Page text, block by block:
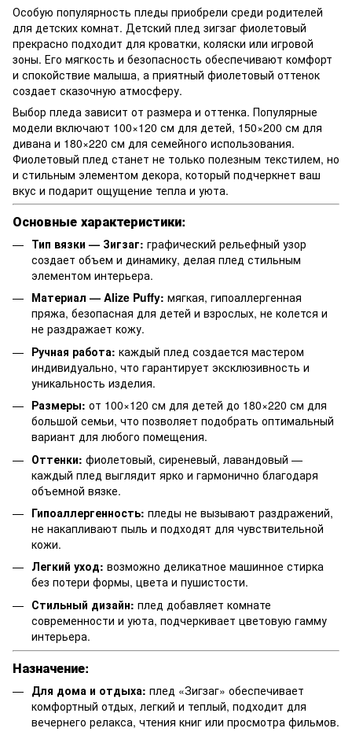
Особую популярность пледы приобрели среди родителей
для детских комнат. Детский плед зигзаг фиолетовый
прекрасно подходит для кроватки, коляски или игровой
зоны. Его мягкость и безопасность обеспечивают комфорт
и спокойствие малыша, а приятный фиолетовый оттенок
создает сказочную атмосферу.
Выбор пледа зависит от размера и оттенка. Популярные
модели включают 100×120 см для детей, 150×200 см для
дивана и 180×220 см для семейного использования.
Фиолетовый плед станет не только полезным текстилем, но
и стильным элементом декора, который подчеркнет ваш
вкус и подарит ощущение тепла и уюта.
Основные характеристики:
Тип вязки — Зигзаг: графический рельефный узор
создает объем и динамику, делая плед стильным
элементом интерьера.
Материал — Alize Puffy: мягкая, гипоаллергенная
пряжа, безопасная для детей и взрослых, не колется и
не раздражает кожу.
Ручная работа: каждый плед создается мастером
индивидуально, что гарантирует эксклюзивность и
уникальность изделия.
Размеры: от 100×120 см для детей до 180×220 см для
большой семьи, что позволяет подобрать оптимальный
вариант для любого помещения.
Оттенки: фиолетовый, сиреневый, лавандовый —
каждый плед выглядит ярко и гармонично благодаря
объемной вязке.
Гипоаллергенность: пледы не вызывают раздражений,
не накапливают пыль и подходят для чувствительной
кожи.
Легкий уход: возможно деликатное машинное стирка
без потери формы, цвета и пушистости.
Стильный дизайн: плед добавляет комнате
современности и уюта, подчеркивает цветовую гамму
интерьера.
Назначение:
Для дома и отдыха: плед «Зигзаг» обеспечивает
комфортный отдых, легкий и теплый, подходит для
вечернего релакса, чтения книг или просмотра фильмов.